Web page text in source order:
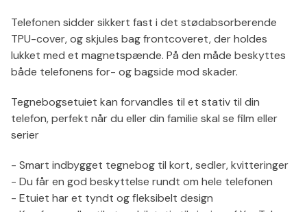
Telefonen sidder sikkert fast i det stødabsorberende
TPU-cover, og skjules bag frontcoveret, der holdes
lukket med et magnetspænde. På den måde beskyttes
både telefonens for- og bagside mod skader.
Tegnebogsetuiet kan forvandles til et stativ til din
telefon, perfekt når du eller din familie skal se film eller
serier
- Smart indbygget tegnebog til kort, sedler, kvitteringer
- Du får en god beskyttelse rundt om hele telefonen
- Etuiet har et tyndt og fleksibelt design